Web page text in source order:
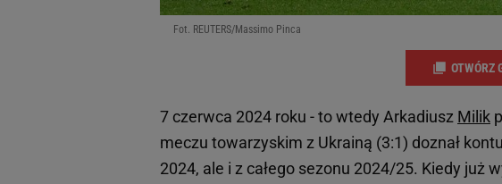
Fot. REUTERS/Massimo Pinca
OTWÓRZ
7 czerwca 2024 roku - to wtedy Arkadiusz Milik
meczu towarzyskim z Ukrainą (3:1) doznał
2024, ale i z całego sezonu 2024/25. Kiedy już